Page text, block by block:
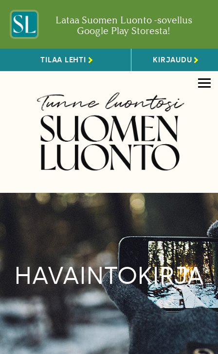
Lataa Suomen Luonto -sovellus
Google Play Storesta!
TILAA LEHTI KIRJAUDU
HAVAINTOKIRJA